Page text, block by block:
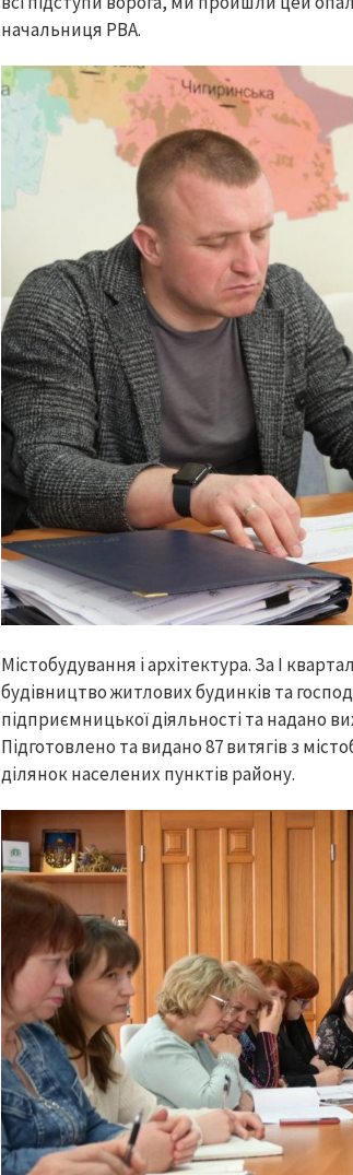
начальниця РВА.
Містобудування і архітектура. За І
будівництво житлових будинків та
підприємницької діяльності та надано
Підготовлено та видано 87 витягів з
ділянок населених пунктів району.